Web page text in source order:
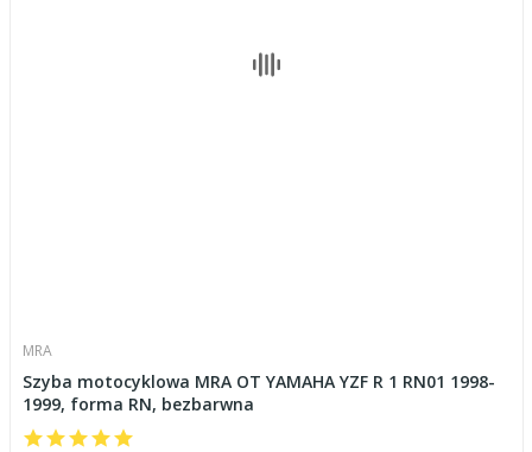
MRA
Szyba motocyklowa MRA OT YAMAHA YZF R 1 RN01 1998-
1999, forma RN, bezbarwna